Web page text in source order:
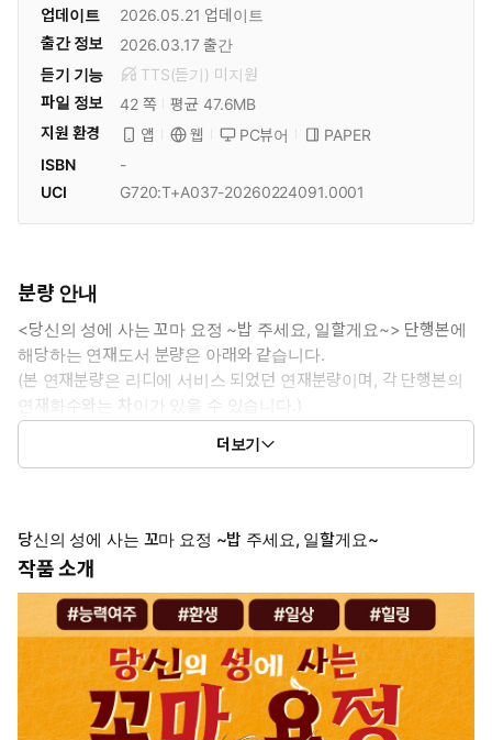
업데이트 2026.05.21 업데이트
출간 정보
2026.03.17 출간
듣기 기능
TTS(듣기) 미 지원
파일 정보
42 쪽
평균 47.6MB
지원 환경
앱 웹 PC뷰어
PAPER
ISBN
-
UCI
G720:T+A037-20260224091.0001
분량 안내
<당신의 성에 사는 꼬마 요정 ~밥 주세요, 일할게요~> 단행본에
해당하는 연재도서 분량은 아래와 같습니다.
(본 연재분량은 리디에 서비스 되었던 연재분량이며, 각 단행본의
연재화수와는 차이가 있을 수 있습니다.)
1권: 1화 ~ 8화
더보기
당신의 성에 사는 꼬마 요정 ~밥 주세요, 일할게요~
작품 소개